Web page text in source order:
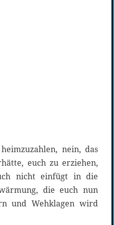
nein, das
euch zu erziehen,
nicht einfügt in die
die euch nun
und Wehklagen wird